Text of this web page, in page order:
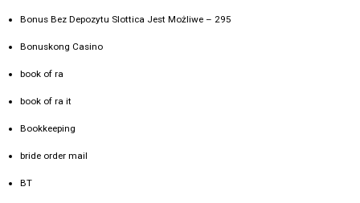
Bonus Bez Depozytu Slottica Jest Możliwe – 295
Bonuskong Casino
book of ra
book of ra it
Bookkeeping
bride order mail
BT